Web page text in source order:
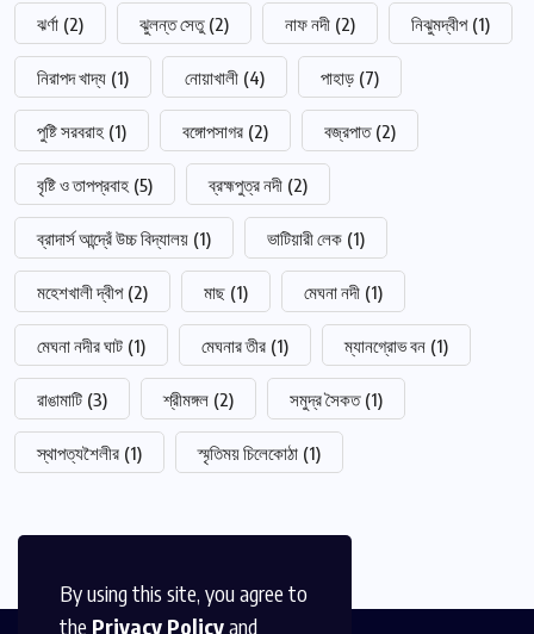
By using this site, you agree to
the Privacy Policyand
ঝর্ণা (2) ঝুলন্ত সেতু (2) নাফ নদী (2) নিঝুমদ্বীপ (1)
নিরাপদ খাদ্য (1) নোয়াখালী (4) পাহাড় (7)
পুষ্টি সরবরাহ (1) বঙ্গোপসাগর (2) বজ্রপাত (2)
বৃষ্টি ও তাপপ্রবাহ (5) ব্রহ্মপুত্র নদী (2)
ব্রাদার্স আন্দ্রেঁ উচ্চ বিদ্যালয় (1) ভাটিয়ারী লেক (1)
মহেশখালী দ্বীপ (2) মাছ (1) মেঘনা নদী (1)
মেঘনা নদীর ঘাট (1) মেঘনার তীর (1) ম্যানগ্রোভ বন (1)
রাঙামাটি (3) শ্রীমঙ্গল (2) সমুদ্র সৈকত (1)
স্থাপত্যশৈলীর (1) স্মৃতিময় চিলেকোঠা (1)